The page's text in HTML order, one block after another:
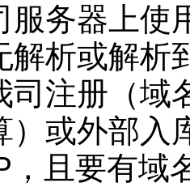
服务器上使
解析或解析
司注册（域
）或外部入
，且要有域